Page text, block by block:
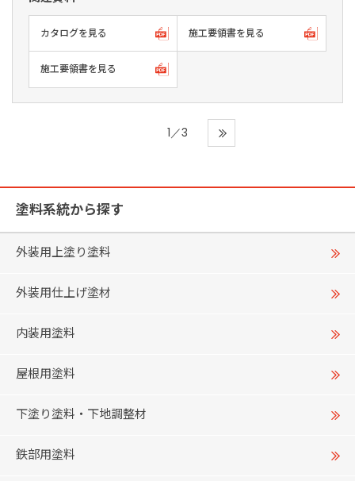
カタログを見る 施工要領書を見る
施工要領書を見る
1／3
塗料系統から探す
外装用上塗り塗料
外装用仕上げ塗材
内装用塗料
屋根用塗料
下塗り塗料・下地調整材
鉄部用塗料